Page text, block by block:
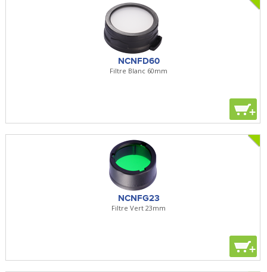
NCNFD60
Filtre Blanc 60mm
+
NCNFG23
Filtre Vert 23mm
+